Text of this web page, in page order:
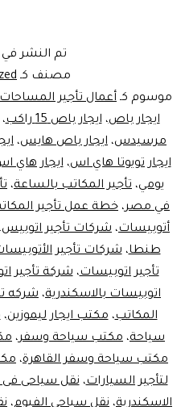
تم النشر في
مصنف كـ
موسوم كـ أعمال تأجير
ايجار باص،ايجار باص 15 راكب
مرسيدس، ايجار باص هايس،
ايجار تويوتا هاي اس،ايجار هاي
يومي، تأجير المكاتب بالساعة،
في مصر، خطة عمل تأجير
أتوبيسات، شركات تأجير اتوبيس
طنطا،شركات تأجير
تأجير اتوبيسات،شركة تأجير
اتوبيسات بالاسكندرية، شركه
المكاتب،مكتب ايجار ليموزين،
سياحة، مكتب سياحة وسفر،
مكتب سياحة وسفر القاهرة،
لتأجير السيارات،نقل سياحى
الاسكندرية، نقل سياحي الفيوم،